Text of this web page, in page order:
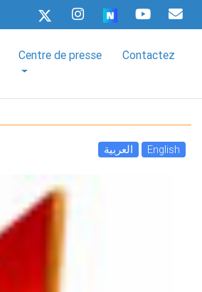
Centre de presse Contactez
العربية English